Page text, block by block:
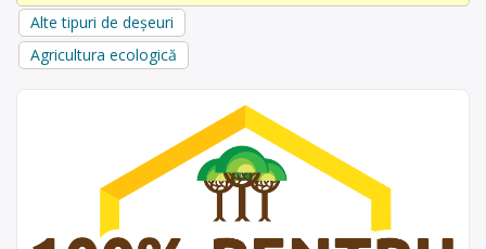
Alte tipuri de deșeuri
Agricultura ecologică